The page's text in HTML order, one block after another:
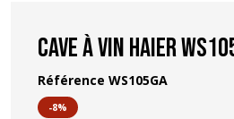
Cave à vin Haier
Référence WS105GA
-8%